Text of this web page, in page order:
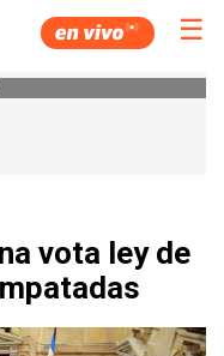
☰
vota ley de